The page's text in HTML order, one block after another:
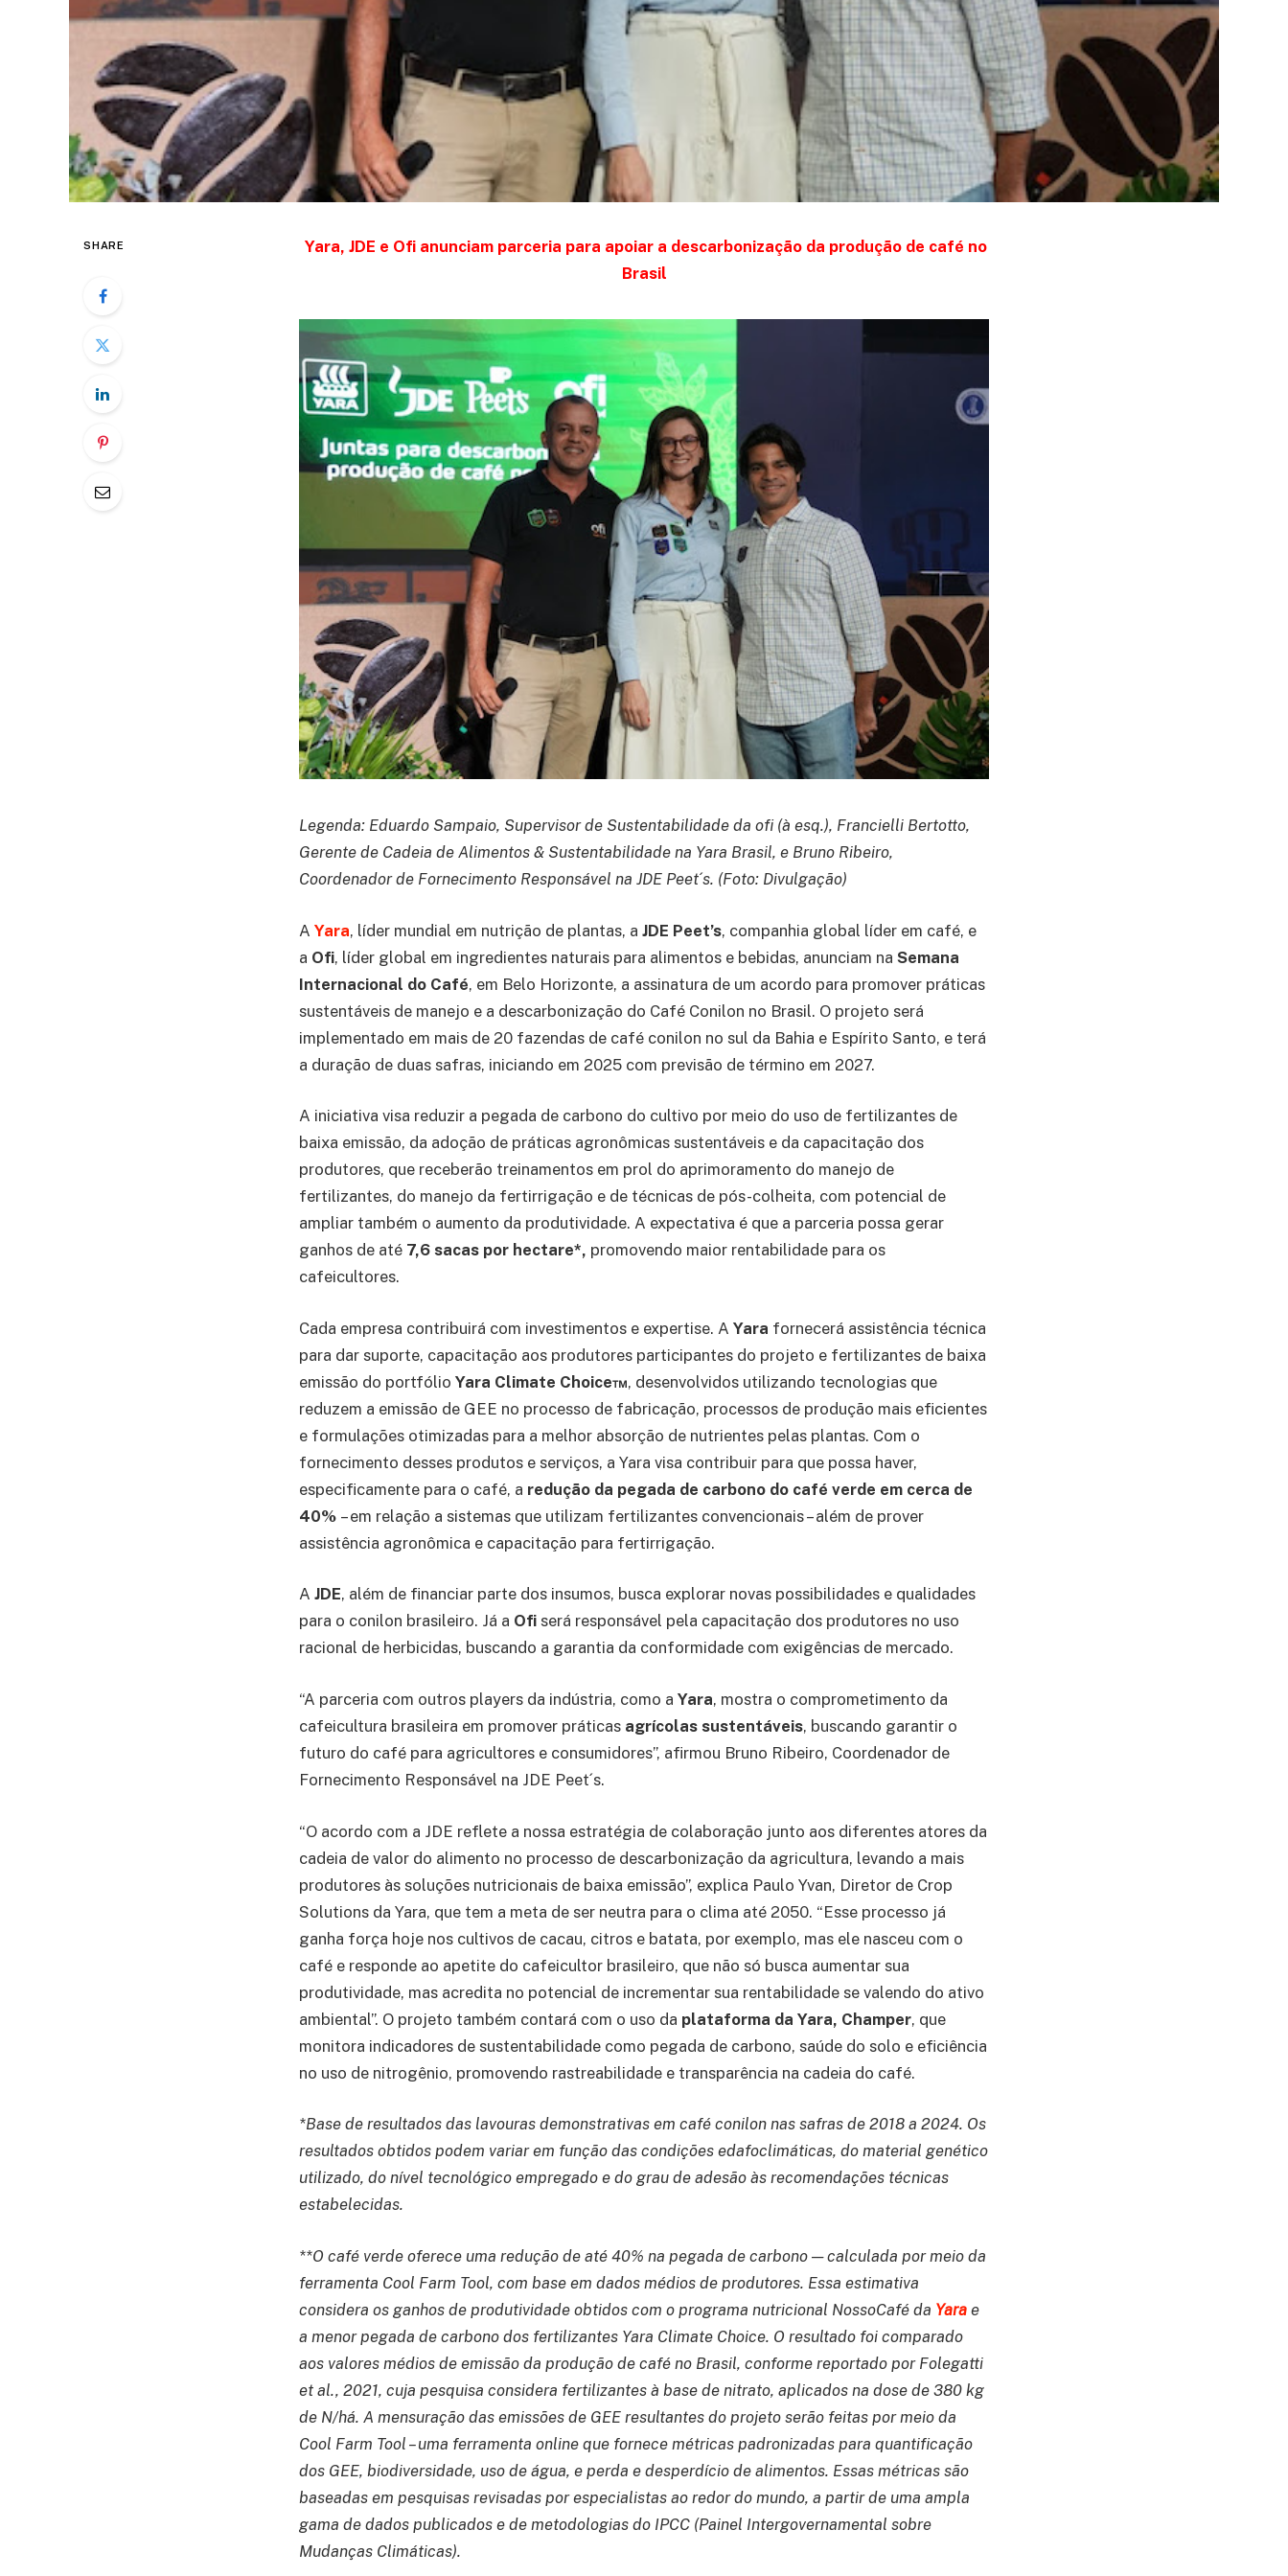
SHARE
Yara, JDE e Ofi anunciam parceria para apoiar a descarbonização da produção de café no
Brasil
Legenda: Eduardo Sampaio, Supervisor de Sustentabilidade da ofi (à esq.), Francielli Bertotto,
Gerente de Cadeia de Alimentos & Sustentabilidade na Yara Brasil, e Bruno Ribeiro,
Coordenador de Fornecimento Responsável na JDE Peet´s. (Foto: Divulgação)
A Yara, líder mundial em nutrição de plantas, a JDE Peet’s, companhia global líder em café, e
a Ofi, líder global em ingredientes naturais para alimentos e bebidas, anunciam na Semana
Internacional do Café, em Belo Horizonte, a assinatura de um acordo para promover práticas
sustentáveis de manejo e a descarbonização do Café Conilon no Brasil. O projeto será
implementado em mais de 20 fazendas de café conilon no sul da Bahia e Espírito Santo, e terá
a duração de duas safras, iniciando em 2025 com previsão de término em 2027.
A iniciativa visa reduzir a pegada de carbono do cultivo por meio do uso de fertilizantes de
baixa emissão, da adoção de práticas agronômicas sustentáveis e da capacitação dos
produtores, que receberão treinamentos em prol do aprimoramento do manejo de
fertilizantes, do manejo da fertirrigação e de técnicas de pós-colheita, com potencial de
ampliar também o aumento da produtividade. A expectativa é que a parceria possa gerar
ganhos de até 7,6 sacas por hectare*, promovendo maior rentabilidade para os
cafeicultores.
Cada empresa contribuirá com investimentos e expertise. A Yara fornecerá assistência técnica
para dar suporte, capacitação aos produtores participantes do projeto e fertilizantes de baixa
emissão do portfólio Yara Climate Choice™, desenvolvidos utilizando tecnologias que
reduzem a emissão de GEE no processo de fabricação, processos de produção mais eficientes
e formulações otimizadas para a melhor absorção de nutrientes pelas plantas. Com o
fornecimento desses produtos e serviços, a Yara visa contribuir para que possa haver,
especificamente para o café, a redução da pegada de carbono do café verde em cerca de
40% – em relação a sistemas que utilizam fertilizantes convencionais – além de prover
assistência agronômica e capacitação para fertirrigação.
A JDE, além de financiar parte dos insumos, busca explorar novas possibilidades e qualidades
para o conilon brasileiro. Já a Ofi será responsável pela capacitação dos produtores no uso
racional de herbicidas, buscando a garantia da conformidade com exigências de mercado.
“A parceria com outros players da indústria, como a Yara, mostra o comprometimento da
cafeicultura brasileira em promover práticas agrícolas sustentáveis, buscando garantir o
futuro do café para agricultores e consumidores”, afirmou Bruno Ribeiro, Coordenador de
Fornecimento Responsável na JDE Peet´s.
“O acordo com a JDE reflete a nossa estratégia de colaboração junto aos diferentes atores da
cadeia de valor do alimento no processo de descarbonização da agricultura, levando a mais
produtores às soluções nutricionais de baixa emissão”, explica Paulo Yvan, Diretor de Crop
Solutions da Yara, que tem a meta de ser neutra para o clima até 2050. “Esse processo já
ganha força hoje nos cultivos de cacau, citros e batata, por exemplo, mas ele nasceu com o
café e responde ao apetite do cafeicultor brasileiro, que não só busca aumentar sua
produtividade, mas acredita no potencial de incrementar sua rentabilidade se valendo do ativo
ambiental”. O projeto também contará com o uso da plataforma da Yara, Champer, que
monitora indicadores de sustentabilidade como pegada de carbono, saúde do solo e eficiência
no uso de nitrogênio, promovendo rastreabilidade e transparência na cadeia do café.
*Base de resultados das lavouras demonstrativas em café conilon nas safras de 2018 a 2024. Os
resultados obtidos podem variar em função das condições edafoclimáticas, do material genético
utilizado, do nível tecnológico empregado e do grau de adesão às recomendações técnicas
estabelecidas.
**O café verde oferece uma redução de até 40% na pegada de carbono — calculada por meio da
ferramenta Cool Farm Tool, com base em dados médios de produtores. Essa estimativa
considera os ganhos de produtividade obtidos com o programa nutricional NossoCafé da Yara e
a menor pegada de carbono dos fertilizantes Yara Climate Choice. O resultado foi comparado
aos valores médios de emissão da produção de café no Brasil, conforme reportado por Folegatti
et al., 2021, cuja pesquisa considera fertilizantes à base de nitrato, aplicados na dose de 380 kg
de N/há. A mensuração das emissões de GEE resultantes do projeto serão feitas por meio da
Cool Farm Tool – uma ferramenta online que fornece métricas padronizadas para quantificação
dos GEE, biodiversidade, uso de água, e perda e desperdício de alimentos. Essas métricas são
baseadas em pesquisas revisadas por especialistas ao redor do mundo, a partir de uma ampla
gama de dados publicados e de metodologias do IPCC (Painel Intergovernamental sobre
Mudanças Climáticas).